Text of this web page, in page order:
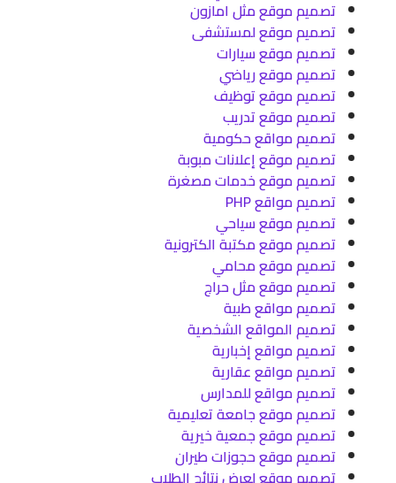
تصميم موقع مثل امازون
تصميم موقع لمستشفى
تصميم موقع سيارات
تصميم موقع رياضي
تصميم موقع توظيف
تصميم موقع تدريب
تصميم مواقع حكومية
تصميم موقع إعلانات مبوبة
تصميم موقع خدمات مصغرة
تصميم مواقع PHP
تصميم موقع سياحي
تصميم موقع مكتبة الكترونية
تصميم موقع محامي
تصميم موقع مثل حراج
تصميم مواقع طبية
تصميم المواقع الشخصية
تصميم مواقع إخبارية
تصميم مواقع عقارية
تصميم مواقع للمدارس
تصميم موقع جامعة تعليمية
تصميم موقع جمعية خيرية
تصميم موقع حجوزات طيران